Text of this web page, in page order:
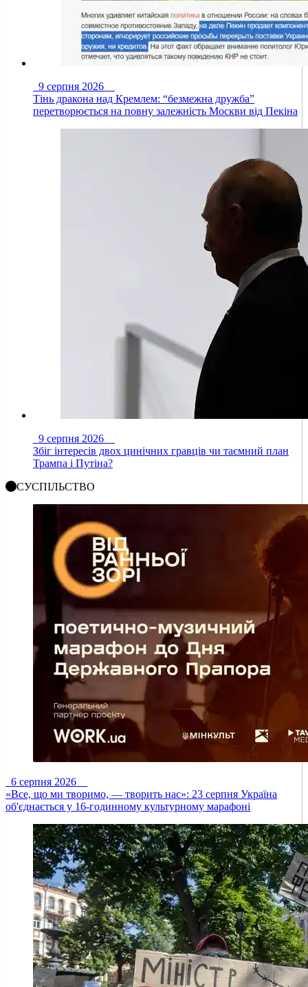
9 серпня 2026
Тінь дракона над Кремлем: “безмежна дружба”
перетворюється на повну залежність Москви від Пекіна
9 серпня 2026
Збіг інтересів двох цинічних гравців чи таємний план
Трампа і Путіна?
СУСПІЛЬСТВО
6 серпня 2026
«Все, що ми творимо, — творить нас»: 23 серпня Україна
об'єднається у 16-годинному культурному марафоні